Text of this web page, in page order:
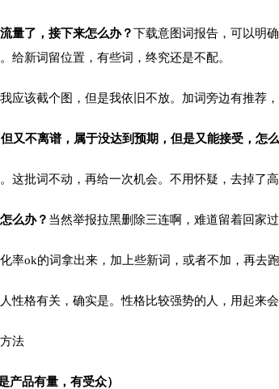
量了，接下来怎么办？下载意图词报告，可以明
给新词留位置，有些词，终究还是不配。
应该截个图，但是我依旧不放。加词旁边有推荐
又不离谱，属于没达到预期，但是又能接受，怎
这批词不动，再给一次机会。不用怀疑，去掉了
么办？ 当然举报拉黑删除三连啊，难道留着回家过
率ok的词拿出来，加上些新词，或者不加，再去
性格有关，确实是。性格比较强势的人，用起来
法
产品有量，有受众）